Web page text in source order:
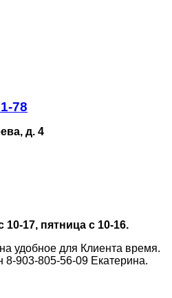
78
д. 4
10-17, пятница с 10-16.
удобное для Клиента время.
8-903-805-56-09 Екатерина.